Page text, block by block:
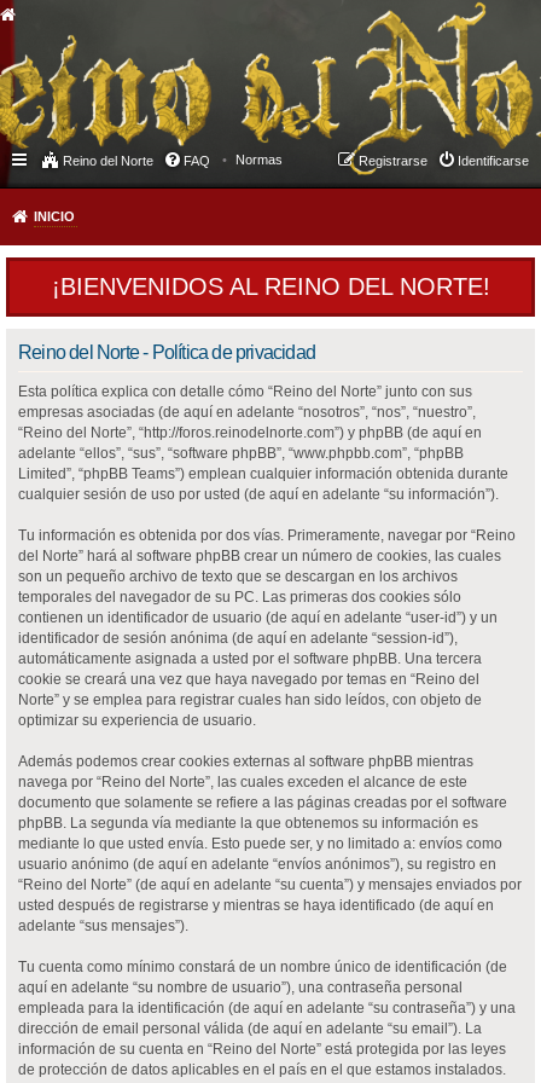
Reino del Norte FAQ Normas Identificarse
Registrarse
INICIO
¡BIENVENIDOS AL REINO DEL NORTE!
Reino del Norte - Política de privacidad
Esta política explica con detalle cómo “Reino del Norte” junto con sus
empresas asociadas (de aquí en adelante “nosotros”, “nos”, “nuestro”,
“Reino del Norte”, “http://foros.reinodelnorte.com”) y phpBB (de aquí en
adelante “ellos”, “sus”, “software phpBB”, “www.phpbb.com”, “phpBB
Limited”, “phpBB Teams”) emplean cualquier información obtenida durante
cualquier sesión de uso por usted (de aquí en adelante “su información”).
Tu información es obtenida por dos vías. Primeramente, navegar por “Reino
del Norte” hará al software phpBB crear un número de cookies, las cuales
son un pequeño archivo de texto que se descargan en los archivos
temporales del navegador de su PC. Las primeras dos cookies sólo
contienen un identificador de usuario (de aquí en adelante “user-id”) y un
identificador de sesión anónima (de aquí en adelante “session-id”),
automáticamente asignada a usted por el software phpBB. Una tercera
cookie se creará una vez que haya navegado por temas en “Reino del
Norte” y se emplea para registrar cuales han sido leídos, con objeto de
optimizar su experiencia de usuario.
Además podemos crear cookies externas al software phpBB mientras
navega por “Reino del Norte”, las cuales exceden el alcance de este
documento que solamente se refiere a las páginas creadas por el software
phpBB. La segunda vía mediante la que obtenemos su información es
mediante lo que usted envía. Esto puede ser, y no limitado a: envíos como
usuario anónimo (de aquí en adelante “envíos anónimos”), su registro en
“Reino del Norte” (de aquí en adelante “su cuenta”) y mensajes enviados por
usted después de registrarse y mientras se haya identificado (de aquí en
adelante “sus mensajes”).
Tu cuenta como mínimo constará de un nombre único de identificación (de
aquí en adelante “su nombre de usuario”), una contraseña personal
empleada para la identificación (de aquí en adelante “su contraseña”) y una
dirección de email personal válida (de aquí en adelante “su email”). La
información de su cuenta en “Reino del Norte” está protegida por las leyes
de protección de datos aplicables en el país en el que estamos instalados.